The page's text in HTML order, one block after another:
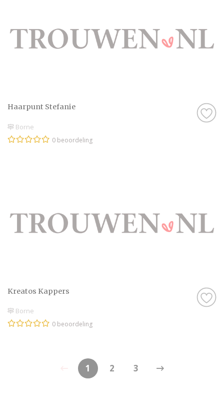
Haarpunt Stefanie
Borne
0 beoordeling
Kreatos Kappers
Borne
0 beoordeling
1 2 3